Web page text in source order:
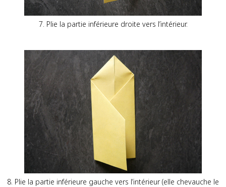
7. Plie la partie inférieure droite vers l’intérieur.
8. Plie la partie inférieure gauche vers l’intérieur (elle chevauche le